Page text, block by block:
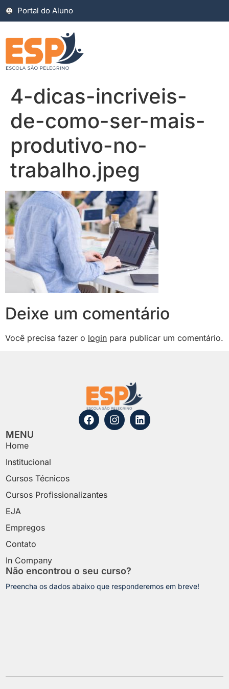
Portal do Aluno
4-dicas-incriveis-
de-como-ser-mais-
produtivo-no-
trabalho.jpeg
Deixe um comentário
Você precisa fazer o login para publicar um comentário.
MENU
Home
Institucional
Cursos Técnicos
Cursos Profissionalizantes
EJA
Empregos
Contato
In Company
Não encontrou o seu curso?
Preencha os dados abaixo que responderemos em breve!